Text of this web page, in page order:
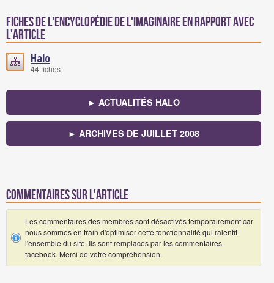
Fiches de l'encyclopédie de l'imaginaire en rapport avec
l'article
Halo
44 fiches
► ACTUALITÉS HALO
► ARCHIVES DE JUILLET 2008
Commentaires sur l'article
Les commentaires des membres sont désactivés temporairement car
nous sommes en train d'optimiser cette fonctionnalité qui ralentit
l'ensemble du site. Ils sont remplacés par les commentaires
facebook. Merci de votre compréhension.